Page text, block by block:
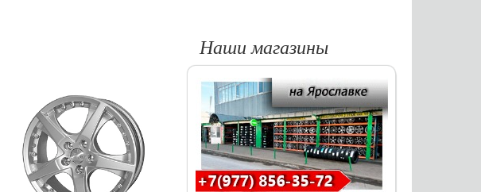
Наши магазины